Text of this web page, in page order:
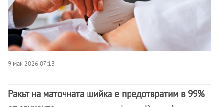
9 май 2026 07:13
Ракът на маточната шийка е предотвратим в 99%